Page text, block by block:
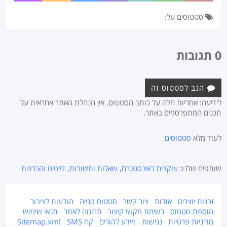
סטטוסים על:
0 תגובות
הגב לסטטוס זה
לידיעה: אחריות חלה על כותב הסטטוס, אין הנהלת האתר אחראית על
תכנים המתפרסמים באתר.
לעוד מלא סטטוסים
שותפים שלנו:עוקבים באינסטגרם, שאלות ותשובות, דייטים והכרויות
זכויות יוצרים אודות צור קשר סטטוס פנייה
הודעות לציבור
הוספת סטטוס
רשימת מקשי קיצור תרומה לאתר
תנאי שימוש
מדיניות פרטיות
נגישות מידע להורים קח SMS Sitemap.xml